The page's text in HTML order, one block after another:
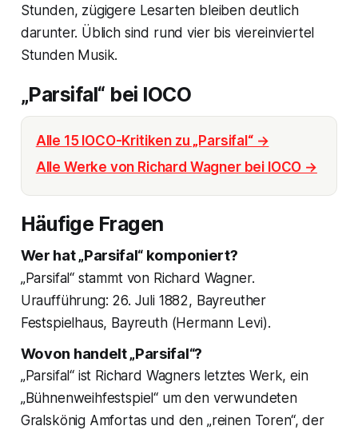
Stunden, zügigere Lesarten bleiben deutlich
darunter. Üblich sind rund vier bis viereinviertel
Stunden Musik.
„Parsifal“ bei IOCO
Alle 15 IOCO-Kritiken zu „Parsifal“ →
Alle Werke von Richard Wagner bei IOCO →
Häufige Fragen
Wer hat „Parsifal“ komponiert?
„Parsifal“ stammt von Richard Wagner.
Uraufführung: 26. Juli 1882, Bayreuther
Festspielhaus, Bayreuth (Hermann Levi).
Wovon handelt „Parsifal“?
„Parsifal“ ist Richard Wagners letztes Werk, ein
„Bühnenweihfestspiel“ um den verwundeten
Gralskönig Amfortas und den „reinen Toren“, der